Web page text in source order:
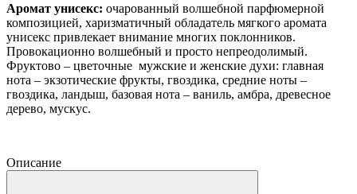
Аромат унисекс: очарованный волшебной парфюмерной
композицией, харизматичный обладатель мягкого аромата
унисекс привлекает внимание многих поклонников.
Провокационно волшебный и просто непреодолимый.
Фруктово – цветочные мужские и женские духи: главная
нота – экзотические фрукты, гвоздика, средние ноты –
гвоздика, ландыш, базовая нота – ваниль, амбра, древесное
дерево, мускус.
Описание